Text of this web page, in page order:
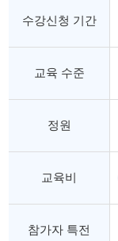
수강신청 기간
교육 수준
정원
교육비
참가자 특전